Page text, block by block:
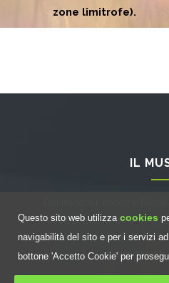
zone limitrofe).
IL
della storia naturale di
naturali, dove la biodiversità
Questo sito web utilizza cookies
navigabilità del sito e per i servizi
bottone 'Accetto Cookie' per